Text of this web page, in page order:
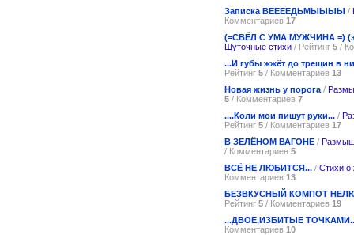
Записка ВЕЕЕЕДЬМЫЫЫЫ /
Комментариев 17
(=СВЁЛ С УМА МУЖЧИНА =)
Шуточные стихи / Рейтинг 5 /
...И губы жжёт до трещин в
Рейтинг 5 / Комментариев 13
Новая жизнь у порога /
5 / Комментариев 7
....Коли мои пишут руки... /
Рейтинг 5 / Комментариев 17
В ЗЕЛЁНОМ ВАГОНЕ /
/ Комментариев 5
ВСЁ НЕ ЛЮБИТСЯ... / Стихи о
Комментариев 13
БЕЗВКУСНЫЙ КОМПОТ
Рейтинг 5 / Комментариев 19
...ДВОЕ,ИЗБИТЫЕ
Комментариев 10